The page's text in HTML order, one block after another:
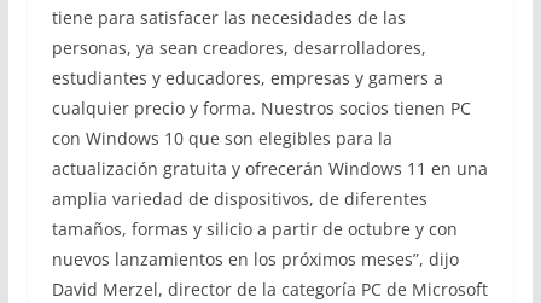
tiene para satisfacer las necesidades de las
personas, ya sean creadores, desarrolladores,
estudiantes y educadores, empresas y gamers a
cualquier precio y forma. Nuestros socios tienen PC
con Windows 10 que son elegibles para la
actualización gratuita y ofrecerán Windows 11 en una
amplia variedad de dispositivos, de diferentes
tamaños, formas y silicio a partir de octubre y con
nuevos lanzamientos en los próximos meses”, dijo
David Merzel, director de la categoría PC de Microsoft